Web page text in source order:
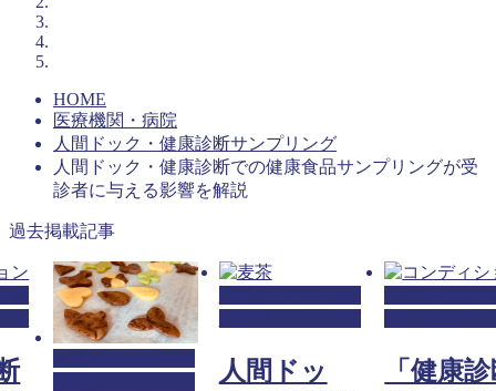
HOME
医療機関・病院
人間ドック・健康診断サンプリング
人間ドック・健康診断での健康食品サンプリングが受
診者に与える影響を解説
過去掲載記事
人間ドッ
「健康